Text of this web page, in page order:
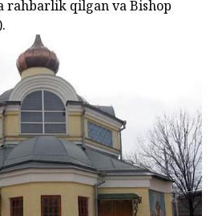
rahbarlik qilgan va Bishop